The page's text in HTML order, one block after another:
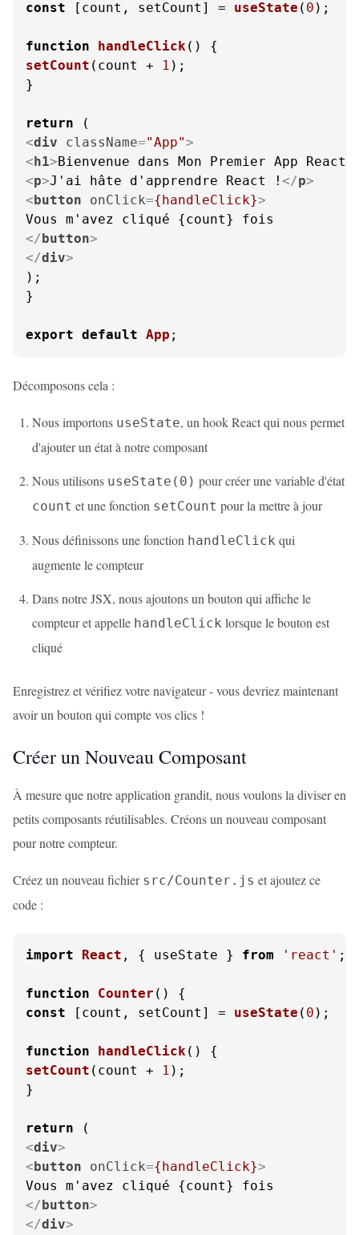
const [count, setCount] = useState ( 0 );
function handleClick(
setCount (count + 1 );
}
return
<div className="App">
<h1>Bienvenue dans Mon Premier App React
<p>J'ai hâte d'apprendre React ! </p>
<button onClick={handleClick}>
</button>
</div>
);
}
export default App ;
Décomposons cela :
Nous importons useState, un hook React qui nous permet
d'ajouter un état à notre composant
Nous utilisons useState(0) pour créer une variable d'état
count et une fonction setCount pour la mettre à jour
Nous définissons une fonction handleClick qui
augmente le compteur
Dans notre JSX, nous ajoutons un bouton qui affiche le
compteur et appelle handleClick lorsque le bouton est
cliqué
Enregistrez et vérifiez votre navigateur - vous devriez maintenant
avoir un bouton qui compte vos clics !
Créer un Nouveau Composant
À mesure que notre application grandit, nous voulons la diviser en
petits composants réutilisables. Créons un nouveau composant
pour notre compteur.
Créez un nouveau fichier src/Counter.js et ajoutez ce
code :
import React , { useState } from 'react' ;
function Counter (
const [count, setCount] = useState ( 0 );
function handleClick(
setCount (count + 1 );
}
return
<div>
<button onClick={handleClick}>
</button>
</div>